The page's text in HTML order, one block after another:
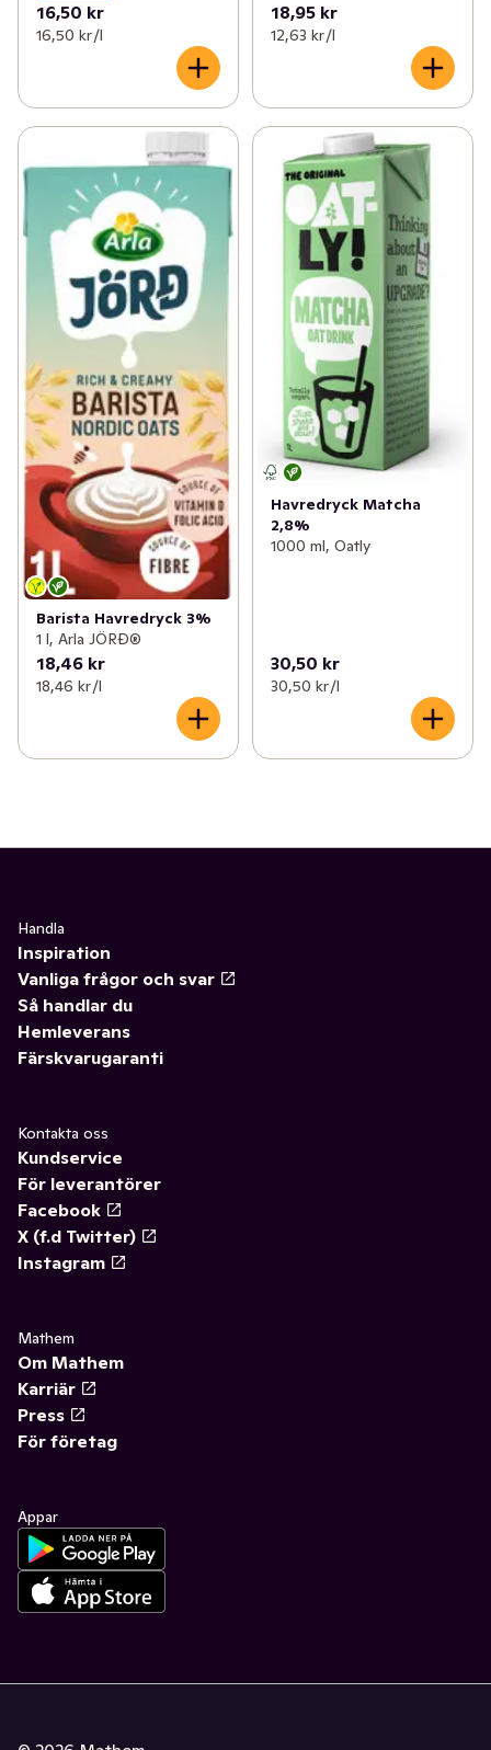
16,50 kr
16,50 kr /l
18,95 kr
12,63 kr /l
Barista Havredryck 3%
1 l, Arla JÖRĐ®
18,46 kr
18,46 kr /l
Havredryck Matcha
2,8%
1000 ml, Oatly
30,50 kr
30,50 kr /l
Handla
Inspiration
Vanliga frågor och svar
Så handlar du
Hemleverans
Färskvarugaranti
Kontakta oss
Kundservice
För leverantörer
Facebook
X (f.d Twitter)
Instagram
Mathem
Om Mathem
Karriär
Press
För företag
Appar